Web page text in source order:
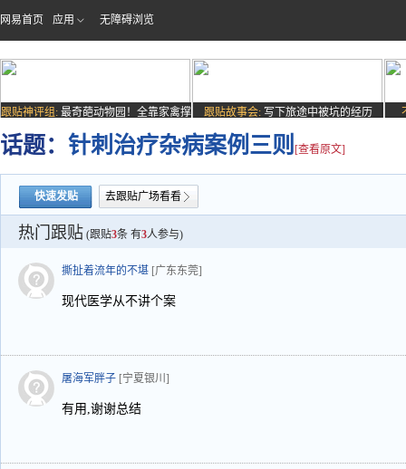
网易首页 应用 无障碍浏览
跟贴神评组: 最奇葩动物园！全靠家禽撑
场子
跟贴故事会: 写下旅途中被坑的经历
话题： 针刺治疗杂病案例三则 [查看原文]
快速发贴 去跟贴广场看看
热门跟贴 (跟贴3条 有3人参与)
撕扯着流年的不堪 [广东东莞]
现代医学从不讲个案
屠海军胖子 [宁夏银川]
有用,谢谢总结